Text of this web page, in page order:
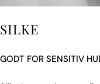
SILKE
GODT FOR SENSITIV